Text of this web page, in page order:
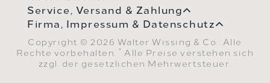
Service, Versand & Zahlung
Firma, Impressum & Datenschutz
Copyright © 2026 Walter Wissing & Co.. Alle
Rechte vorbehalten.
* Alle Preise verstehen sich
zzgl. der gesetzlichen Mehrwertsteuer.